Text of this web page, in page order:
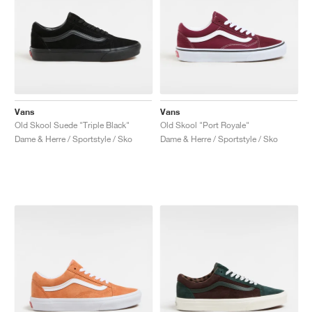
Vans
Old Skool Suede "Triple Black"
Dame & Herre / Sportstyle / Sko
Vans
Old Skool "Port Royale"
Dame & Herre / Sportstyle / Sko